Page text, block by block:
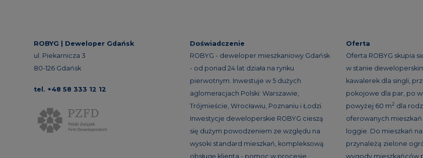
ROBYG | Deweloper Gdańsk
ul. Piekarnicza 3
80-126 Gdańsk
tel. +48 58 333 12 12
Doświadczenie
ROBYG - deweloper mieszkaniowy Gdańsk
- od ponad 24 lat działa na rynku
pierwotnym. Inwestuje w 5 dużych
aglomeracjach Polski: Warszawie,
Trójmieście, Wrocławiu, Poznaniu i Łodzi.
Inwestycje deweloperskie ROBYG cieszą
się dużym powodzeniem ze względu na
wysoki standard mieszkań, kompleksową
obsługę klienta - pomoc w procesie
Oferta
Oferta ROBYG skupia
w stanie
kawalerek dla singli,
pokojowe dla par, po
powyżej 60 m2 dla
oferowanych
loggie. Do mieszkań
przynależą zielone
wygody mieszkańców